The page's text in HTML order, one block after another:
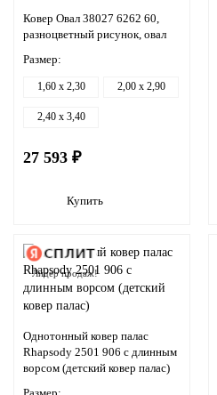
Ковер Овал 38027 6262 60,
разноцветный рисунок, овал
Размер:
1,60 x 2,30 2,00 x 2,90
2,40 x 3,40
27 593 ₽
Купить
Лидер продаж!
Однотонный ковер палас
Rhapsody 2501 906 с длинным
ворсом (детский ковер палас)